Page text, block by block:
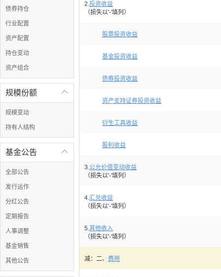
债券持仓
行业配置
资产配置
持仓变动
资产组合

规模份额
规模变动
持有人结构

基金公告
全部公告
发行运作
分红公告
定期报告
人事调整
基金销售
其他公告
2.投资收益
（损失以'-'填列）
股票投资收益
基金投资收益
债券投资收益
资产支持证券投资收益
衍生工具收益
股利收益
3.公允价值变动收益
（损失以'-'填列）
4.汇兑收益
（损失以'-'填列）
5.其他收入
（损失以'-'填列）
减：二、 费用